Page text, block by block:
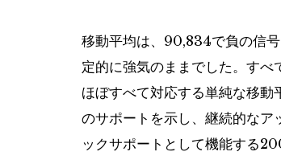
移動平均は、90,834で負の信
定的に強気のままでした。す
ほぼすべて対応する単純な移
のサポートを示し、継続的なア
ックサポートとして機能する